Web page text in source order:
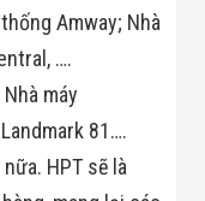
Amway; Nhà
….
máy
81….
HPT sẽ là